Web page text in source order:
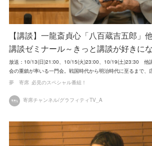
【講談】一龍斎貞心「八百蔵吉五郎
講談ゼミナール～きっと講談が好きに
放送：10/13(日)21:00、10/15(火)23:00、10/19(土)23:30 他
会の重鎮が率いる一門会。戦国時代から明治時代に至るまで
夢 寄席 必見のスペシャル番組！
寄席チャンネル/グラフィティTV_A